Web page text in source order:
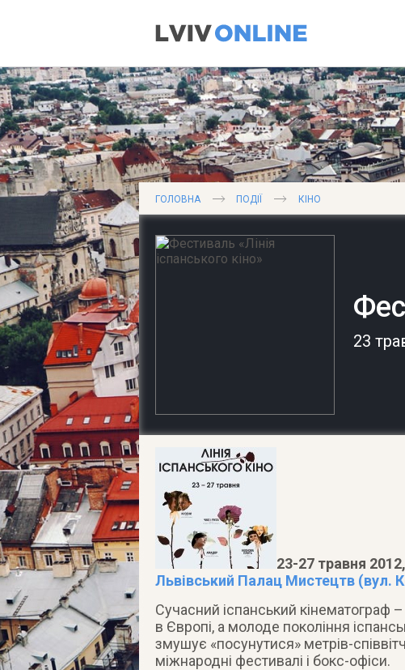
ГОЛОВНА ПОДІЇ КІНО
23
23-27 травня
Львівський Палац Мистецтв (вул.
Сучасний іспанський кінематограф
в Європі, а молоде покоління
змушує «посунутися» метрів-
міжнародні фестивалі і бокс-офіси.